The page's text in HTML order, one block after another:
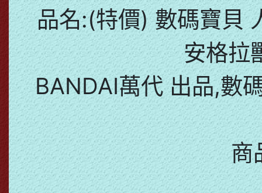
品名:(特價) 數碼寶貝
安格拉
BANDAI萬代 出品,數
商